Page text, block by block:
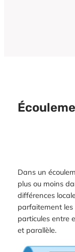
Dans un
plus ou moins
différences
parfaitement les
particules entre
et parallèle.